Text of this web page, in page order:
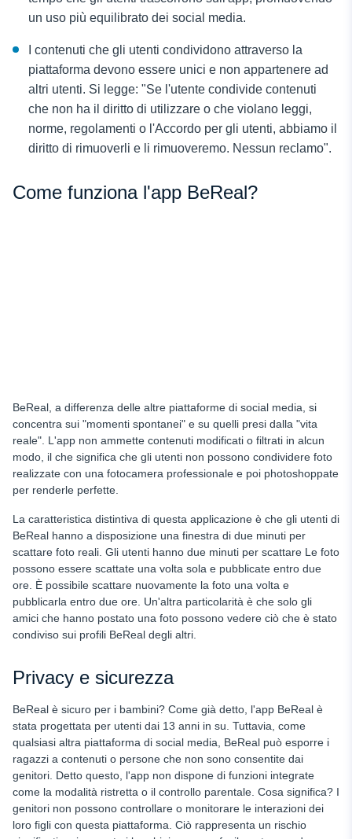
un uso più equilibrato dei social media.
I contenuti che gli utenti condividono attraverso la
piattaforma devono essere unici e non appartenere ad
altri utenti. Si legge: "Se l'utente condivide contenuti
che non ha il diritto di utilizzare o che violano leggi,
norme, regolamenti o l'Accordo per gli utenti, abbiamo il
diritto di rimuoverli e li rimuoveremo. Nessun reclamo".
Come funziona l'app BeReal?
BeReal, a differenza delle altre piattaforme di social media, si
concentra sui "momenti spontanei" e su quelli presi dalla "vita
reale". L'app non ammette contenuti modificati o filtrati in alcun
modo, il che significa che gli utenti non possono condividere foto
realizzate con una fotocamera professionale e poi photoshoppate
per renderle perfette.
La caratteristica distintiva di questa applicazione è che gli utenti di
BeReal hanno a disposizione una finestra di due minuti per
scattare foto reali. Gli utenti hanno due minuti per scattare Le foto
possono essere scattate una volta sola e pubblicate entro due
ore. È possibile scattare nuovamente la foto una volta e
pubblicarla entro due ore. Un'altra particolarità è che solo gli
amici che hanno postato una foto possono vedere ciò che è stato
condiviso sui profili BeReal degli altri.
Privacy e sicurezza
BeReal è sicuro per i bambini? Come già detto, l'app BeReal è
stata progettata per utenti dai 13 anni in su. Tuttavia, come
qualsiasi altra piattaforma di social media, BeReal può esporre i
ragazzi a contenuti o persone che non sono consentite dai
genitori. Detto questo, l'app non dispone di funzioni integrate
come la modalità ristretta o il controllo parentale. Cosa significa? I
genitori non possono controllare o monitorare le interazioni dei
loro figli con questa piattaforma. Ciò rappresenta un rischio